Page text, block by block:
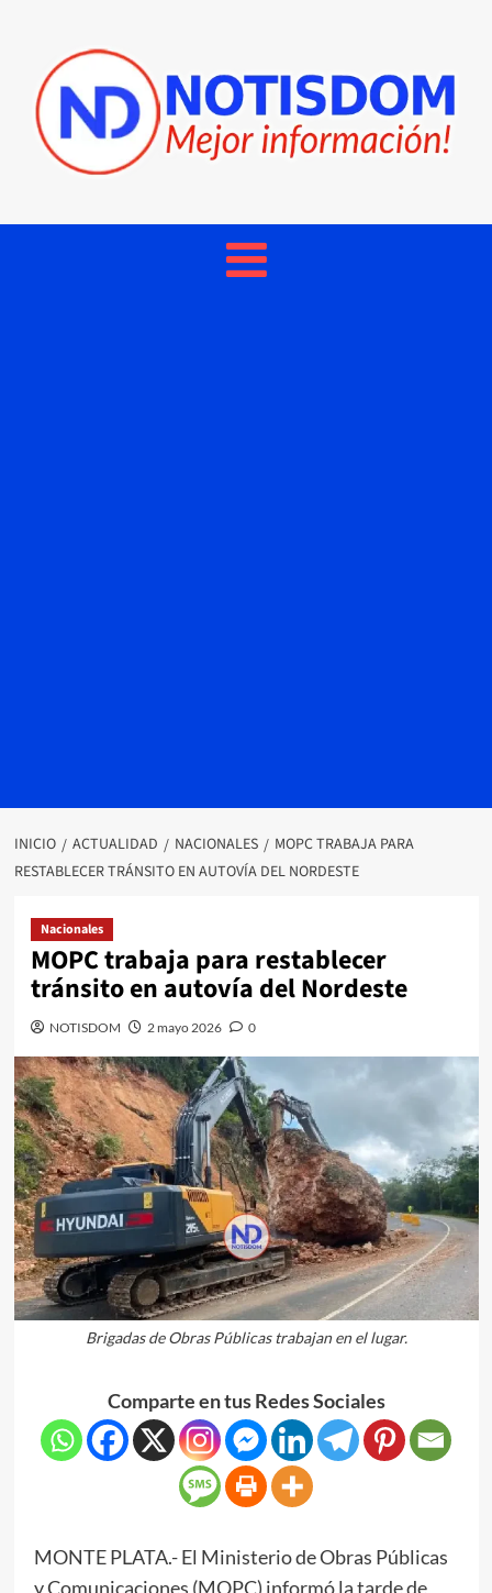
INICIO ACTUALIDAD NACIONALES
MOPC TRABAJA PARA
RESTABLECER TRÁNSITO EN AUTOVÍA DEL NORDESTE
Nacionales
MOPC trabaja para restablecer
tránsito en autovía del Nordeste
NOTISDOM 2 mayo 2026 0
Brigadas de Obras Públicas trabajan en el lugar.
Comparte en tus Redes Sociales
MONTE PLATA.- El Ministerio de Obras Públicas
y Comunicaciones (MOPC) informó la tarde de